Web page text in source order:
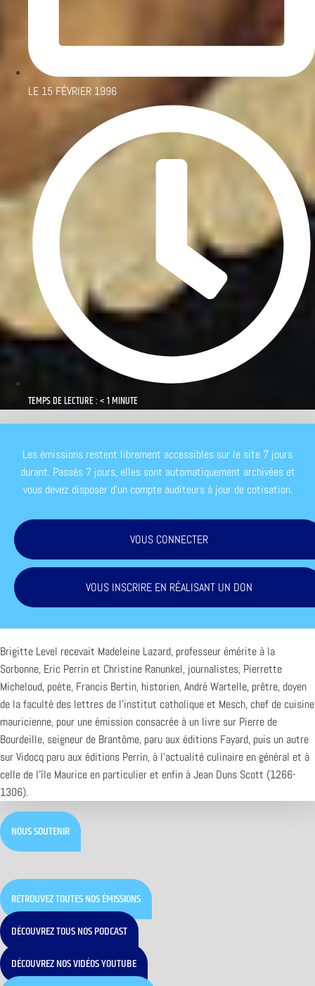
LE 15 FÉVRIER 1996
TEMPS DE LECTURE : < 1 MINUTE
Les émissions restent librement accessibles sur le site 7 jours
durant. Passés 7 jours, elles sont automatiquement archivées et
vous devez disposer d'un compte auditeurs à jour de cotisation.
VOUS CONNECTER
VOUS INSCRIRE EN RÉALISANT UN DON
Brigitte Level recevait Madeleine Lazard, professeur émérite à la
Sorbonne, Eric Perrin et Christine Ranunkel, journalistes, Pierrette
Micheloud, poète, Francis Bertin, historien, André Wartelle, prêtre, doyen
de la faculté des lettres de l’institut catholique et Mesch, chef de cuisine
mauricienne, pour une émission consacrée à un livre sur Pierre de
Bourdeille, seigneur de Brantôme, paru aux éditions Fayard, puis un autre
sur Vidocq paru aux éditions Perrin, à l’actualité culinaire en général et à
celle de l’île Maurice en particulier et enfin à Jean Duns Scott (1266-
1306).
NOUS SOUTENIR
RETROUVEZ TOUTES NOS ÉMISSIONS
DÉCOUVREZ TOUS NOS PODCAST
DÉCOUVREZ NOS VIDÉOS YOUTUBE